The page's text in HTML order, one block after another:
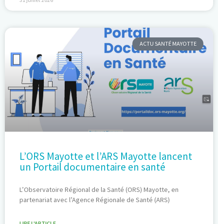
ACTU SANTÉ MAYOTTE
L’ORS Mayotte et l’ARS Mayotte lancent
un Portail documentaire en santé
L’Observatoire Régional de la Santé (ORS) Mayotte, en
partenariat avec l’Agence Régionale de Santé (ARS)